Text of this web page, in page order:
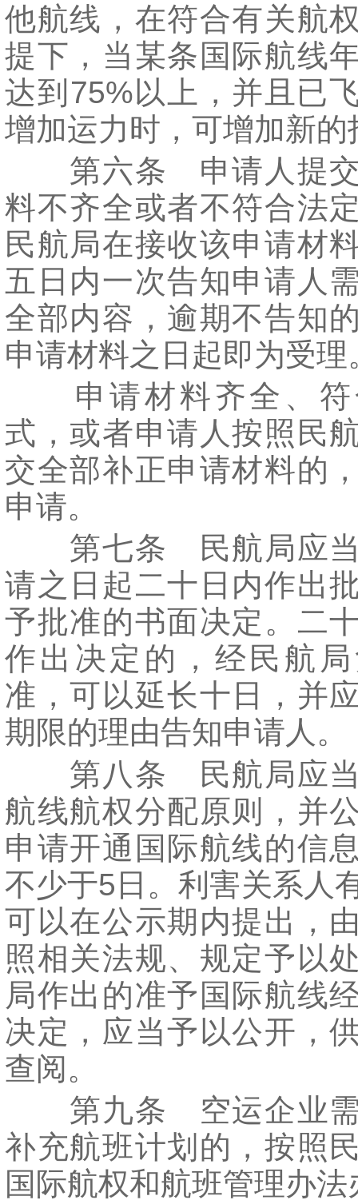
他航线，在符合有关航
提下，当某条国际航线
达到75%以上，并且已
增加运力时，可增加新的
第六条 申请人提交
料不齐全或者不符合法
民航局在接收该申请材
五日内一次告知申请人
全部内容，逾期不告知
申请材料之日起即为受理
申请材料齐全、符
式，或者申请人按照民
交全部补正申请材料的
申请。
第七条 民航局应当
请之日起二十日内作出
予批准的书面决定。二
作出决定的，经民航
准，可以延长十日，并
期限的理由告知申请人。
第八条 民航局应当
航线航权分配原则，并
申请开通国际航线的信
不少于5日。利害关系人
可以在公示期内提出，
照相关法规、规定予以
局作出的准予国际航线
决定，应当予以公开，
查阅。
第九条 空运企业需
补充航班计划的，按照
国际航权和航班管理办法